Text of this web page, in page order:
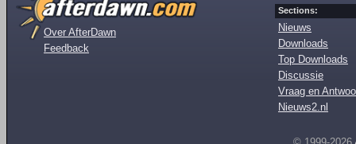
Over AfterDawn
Feedback
Sections:
Nieuws
Downloads
Top Downloads
Discussie
Vraag en
Nieuws2.nl